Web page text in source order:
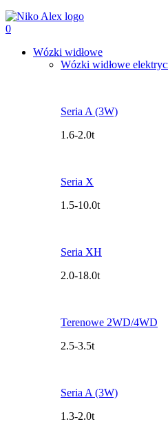
0
Wózki widłowe
Wózki widłowe
Seria A (3W)
1.6-2.0t
Seria X
1.5-10.0t
Seria XH
2.0-18.0t
Terenowe 2WD/4WD
2.5-3.5t
Seria A (3W)
1.3-2.0t